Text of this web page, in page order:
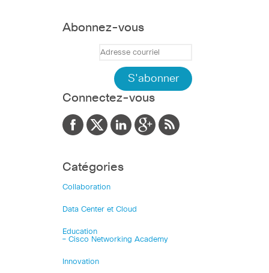
Abonnez-vous
Connectez-vous
Catégories
Collaboration
Data Center et Cloud
Education
– Cisco Networking Academy
Innovation